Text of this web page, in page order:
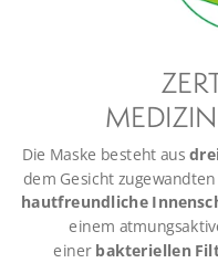
Die Maske besteht aus
dem Gesicht
hautfreundliche
einem
einer bakteriellen